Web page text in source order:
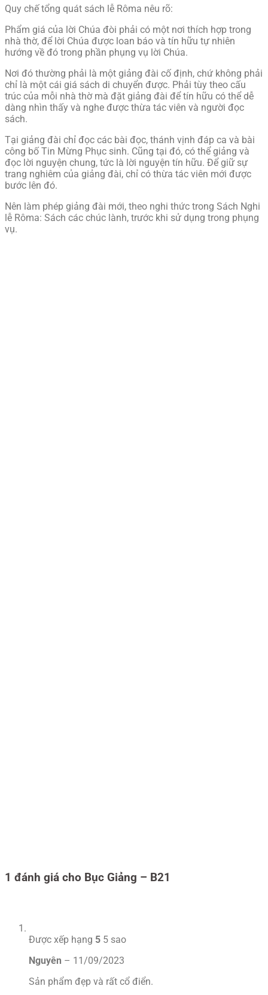
Quy chế tổng quát sách lễ Rôma nêu rõ:
Phẩm giá của lời Chúa đòi phải có một nơi thích hợp trong
nhà thờ, để lời Chúa được loan báo và tín hữu tự nhiên
hướng về đó trong phần phụng vụ lời Chúa.
Nơi đó thường phải là một giảng đài cố định, chứ không phải
chỉ là một cái giá sách di chuyển được. Phải tùy theo cấu
trúc của mỗi nhà thờ mà đặt giảng đài để tín hữu có thể dễ
dàng nhìn thấy và nghe được thừa tác viên và người đọc
sách.
Tại giảng đài chỉ đọc các bài đọc, thánh vịnh đáp ca và bài
công bố Tin Mừng Phục sinh. Cũng tại đó, có thể giảng và
đọc lời nguyện chung, tức là lời nguyện tín hữu. Ðể giữ sự
trang nghiêm của giảng đài, chỉ có thừa tác viên mới được
bước lên đó.
Nên làm phép giảng đài mới, theo nghi thức trong Sách Nghi
lễ Rôma: Sách các chúc lành, trước khi sử dụng trong phụng
vụ.
1 đánh giá cho Bục Giảng – B21
Được xếp hạng 5 5 sao
Nguyên – 11/09/2023
Sản phẩm đẹp và rất cổ điển.